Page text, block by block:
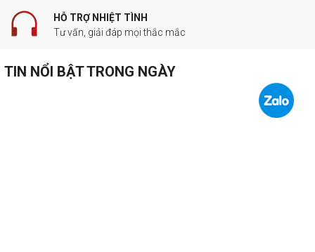
HỖ TRỢ NHIỆT TÌNH
Tư vấn, giải đáp mọi thắc mắc
TIN NỔI BẬT TRONG NGÀY